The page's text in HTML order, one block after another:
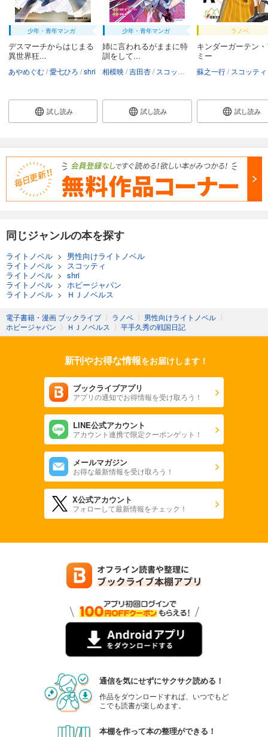
少年・青年マンガ
デスマーチからはじまる
異世界狂...
あやめぐむ 愛七ひろ shri
試し読み
少年・青年マンガ
姉に言われるがままに特
訓をして...
相模映 吉田杏 スコッティ
試し読み
ラノベ
キンダーガーテン
ミー
蘇之一行 スコッティ
試し読み
同じジャンルの本を探す
ライトノベル > 男性向けライトノベル
ライトノベル > スコッティ
ライトノベル > shri
ライトノベル > ホビージャパン
ライトノベル > ＨＪノベルス
電子書籍・漫画 ブックライブ 〉 ラノベ 〉 男性向けライトノベル 〉
ホビージャパン 〉 ＨＪノベルス 〉 平手久秀の戦国日記
新刊やお得な情報をお届けします！
ブックライブアプリ
アプリの通知でお得情報を受け取ろう！
LINE公式アカウント
アカウント連携で限定クーポンゲット！
メールマガジン
お得な最新情報を受け取ろう！
X公式アカウント
フォローして最新情報をチェック！
通信を気にせずにサクサク読める！
作品をダウンロードすれば、いつでもど
こでも読書が楽しめます。
本棚を作って本の整理ができる！